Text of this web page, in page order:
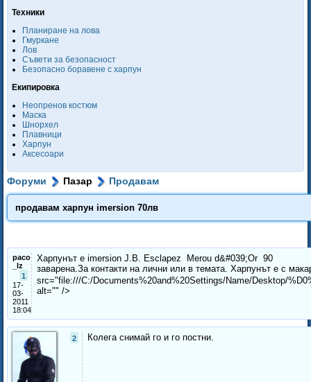
Техники
Планиране на лова
Гмуркане
Лов
Съвети за безопасност
Безопасно боравене с харпун
Екипировка
Неопренов костюм
Маска
Шнорхел
Плавници
Харпун
Аксесоари
Форуми Пазар Продавам
продавам харпун imersion 70лв
paco
_lz
1
17-
03-
2011
18:04
Харпунът е imersion J.B. Esclapez Merou d&#039;Or
заварена.За контакти на лични или в темата. Харпунът е с
src="file:///C:/Documents%20and%20Settings/Name/Desktop/
alt="" />
2 Колега снимай го и го постни.